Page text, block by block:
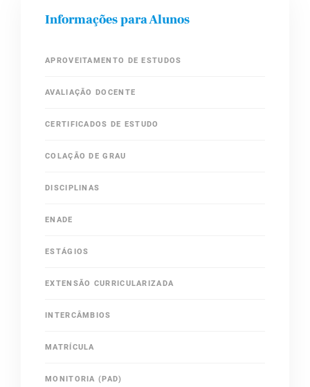
Informações para Alunos
APROVEITAMENTO DE ESTUDOS
AVALIAÇÃO DOCENTE
CERTIFICADOS DE ESTUDO
COLAÇÃO DE GRAU
DISCIPLINAS
ENADE
ESTÁGIOS
EXTENSÃO CURRICULARIZADA
INTERCÂMBIOS
MATRÍCULA
MONITORIA (PAD)